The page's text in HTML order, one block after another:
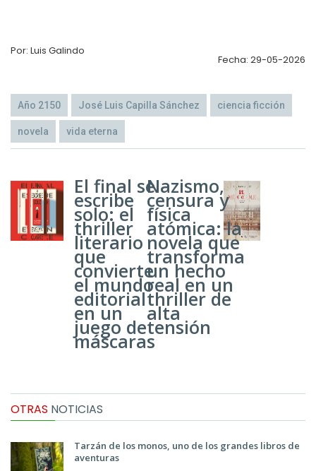
Por: Luis Galindo
Fecha: 29-05-2026
Año 2150 José Luis Capilla Sánchez ciencia ficción
novela vida eterna
El final se
escribe
solo: el
thriller
literario
que
convierte
el mundo
editorial
en un
juego de
máscaras
Nazismo,
censura y
física
atómica: la
novela que
transforma
un hecho
real en un
thriller de
alta
tensión
OTRAS NOTICIAS
Tarzán de los monos, uno de los grandes libros de
aventuras